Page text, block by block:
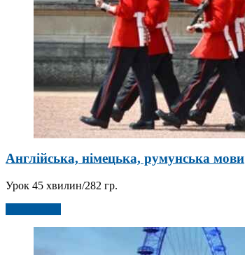
Англійська, німецька, румунська мови
Урок 45 хвилин/282 гр.